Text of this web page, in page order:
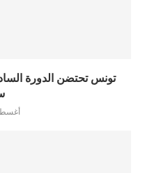
تونس تحتضن الدورة
أغسطس